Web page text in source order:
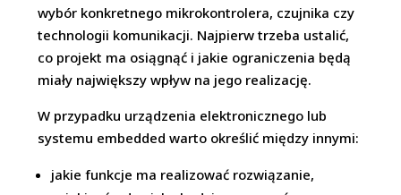
wybór konkretnego mikrokontrolera, czujnika czy
technologii komunikacji. Najpierw trzeba ustalić,
co projekt ma osiągnąć i jakie ograniczenia będą
miały największy wpływ na jego realizację.
W przypadku urządzenia elektronicznego lub
systemu embedded warto określić między innymi:
jakie funkcje ma realizować rozwiązanie,